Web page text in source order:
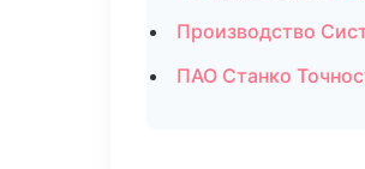
Производство
ПАО Станко